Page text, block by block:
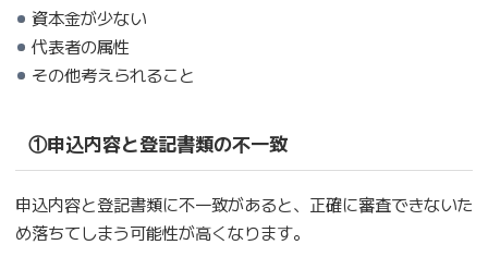
資本金が少ない
代表者の属性
その他考えられること
①申込内容と登記書類の不一致
申込内容と登記書類に不一致があると、正確に審査できないた
め落ちてしまう可能性が高くなります。